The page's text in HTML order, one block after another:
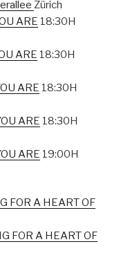
Zürich
ARE 18:30H
ARE 18:30H
ARE 18:30H
ARE 18:30H
ARE 19:00H
FOR A HEART OF
FOR A HEART OF